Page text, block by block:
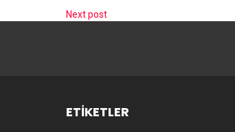
Next post
ETIKETLER